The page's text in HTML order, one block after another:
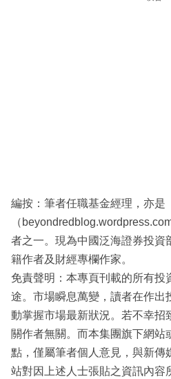
編按：筆者任職基金經理，亦是
（
者之一。現為中國泛海證券投資
籍作者及財經專欄作家。
免責聲明：本專頁刊載的所有投
途。市場瞬息萬變，讀者在作出
動掌握市場最新狀況。若不幸招
關作者無關。而本集團旗下網站
點，僅屬筆者個人意見，與新傳
站對因上述人士張貼之資訊內容